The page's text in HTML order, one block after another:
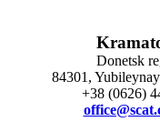
Donetsk
84301,
+38 (0626)